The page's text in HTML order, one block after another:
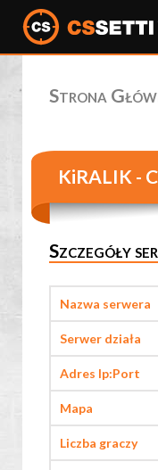
Strona
KiRALIK -
Szczegóły
Nazwa serwera
Serwer działa
Adres Ip:Port
Mapa
Liczba graczy